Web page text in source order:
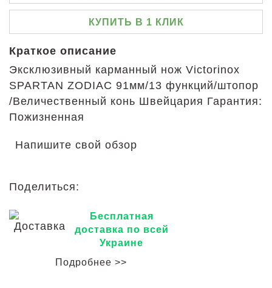
КУПИТЬ В 1 КЛИК
Краткое описание
Эксклюзивный карманный нож Victorinox
SPARTAN ZODIAC 91мм/13 функций/штопор
/Величественный конь Швейцария Гарантия:
Пожизненная
Напишите свой обзор
Поделиться:
Бесплатная
доставка по всей
Украине
Подробнее >>